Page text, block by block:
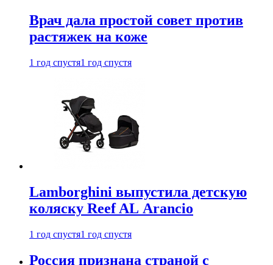
Врач дала простой совет против
растяжек на коже
1 год спустя1 год спустя
Lamborghini выпустила детскую
коляску Reef AL Arancio
1 год спустя1 год спустя
Россия признана страной с